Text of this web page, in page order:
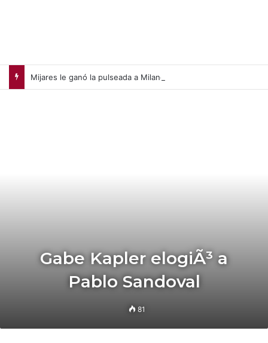
Gabe Kapler elogiÃ³ a
Pablo Sandoval
81